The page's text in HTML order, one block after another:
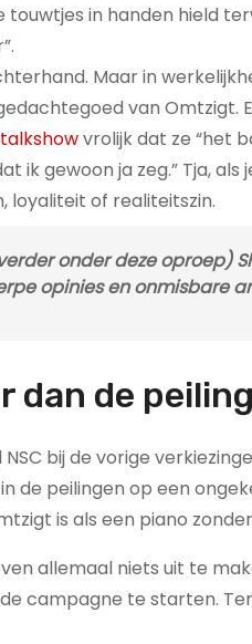
touwtjes in handen hield
Maar in
van Omtzigt.
vrolijk dat ze “het
ik gewoon ja zeg.” Tja,
loyaliteit of realiteitszin.
onder deze oproep)
opinies en onmisbare
dan de
bij de vorige
de peilingen op een
is als een piano
allemaal niets uit te
campagne te starten.